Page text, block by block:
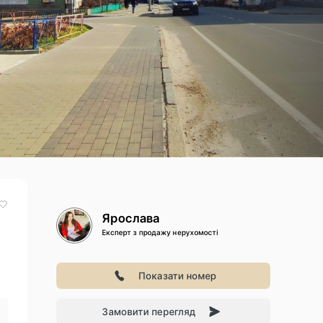
Ярослава
Експерт з продажу нерухомості
Показати номер
Замовити перегляд